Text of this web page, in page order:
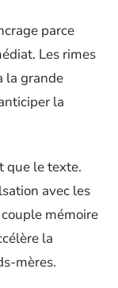
parce
Les rimes
la grande
la
que le texte.
avec les
mémoire
la
mères.